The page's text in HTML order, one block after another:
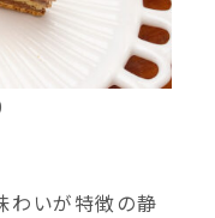
わいが特徴の静